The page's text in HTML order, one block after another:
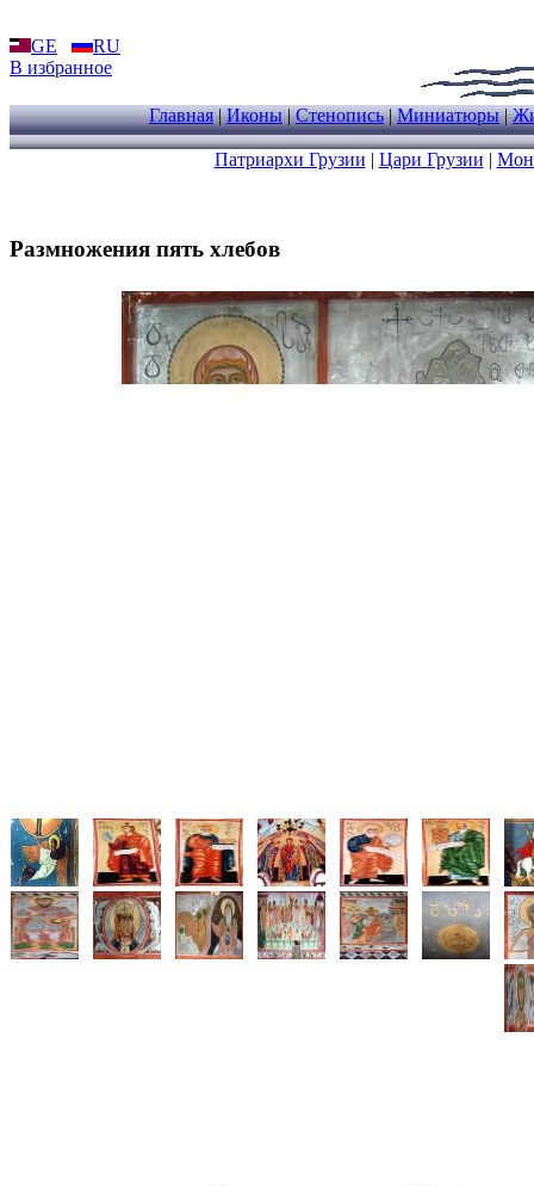
GE
RU
В избранное
Главная|Иконы|Стенопись|Миниатюры|
Патриархи Грузии | Цари Грузии |
Размножения пять хлебов